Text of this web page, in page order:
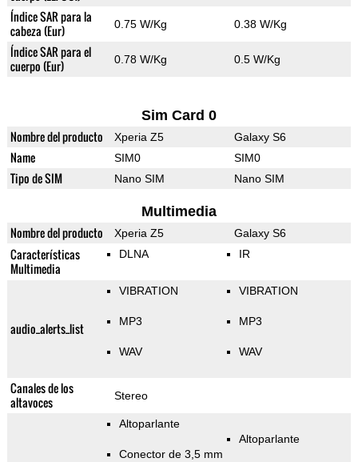
Índice SAR para la
cabeza (Eur)
0.75 W/Kg 0.38 W/Kg
Índice SAR para el
cuerpo (Eur)
0.78 W/Kg 0.5 W/Kg
Sim Card 0
Nombre del producto Xperia Z5 Galaxy S6
Name SIM0 SIM0
Tipo de SIM Nano SIM Nano SIM
Multimedia
Nombre del producto Xperia Z5 Galaxy S6
Características
Multimedia
DLNA IR
audio_alerts_list
VIBRATION
MP3
WAV
VIBRATION
MP3
WAV
Canales de los
altavoces
Stereo
Altoparlante
Conector de 3,5 mm
Altoparlante